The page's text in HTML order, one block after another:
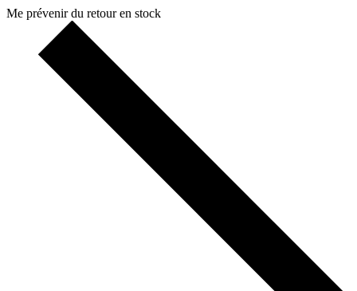
Me prévenir du retour en stock